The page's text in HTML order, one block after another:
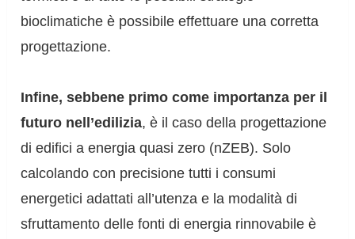
bioclimatiche è possibile effettuare una corretta
progettazione.
Infine, sebbene primo come importanza per il
futuro nell’edilizia, è il caso della progettazione
di edifici a energia quasi zero (nZEB). Solo
calcolando con precisione tutti i consumi
energetici adattati all’utenza e la modalità di
sfruttamento delle fonti di energia rinnovabile è